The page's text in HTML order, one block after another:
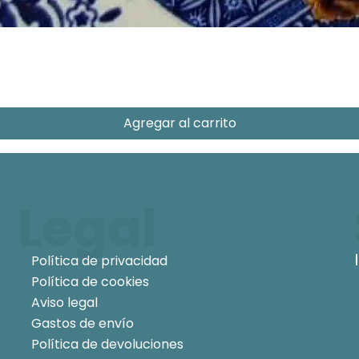
Agregar al carrito
Política de privacidad
Política de cookies
Aviso legal
Gastos de envío
Política de devoluciones